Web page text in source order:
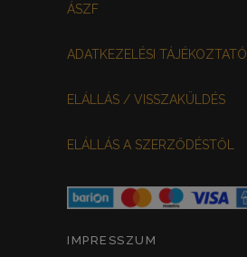
ÁSZF
ADATKEZELÉSI TÁJÉKOZTATÓ
ELÁLLÁS / VISSZAKÜLDÉS
ELÁLLÁS A SZERZŐDÉSTŐL
IMPRESSZUM